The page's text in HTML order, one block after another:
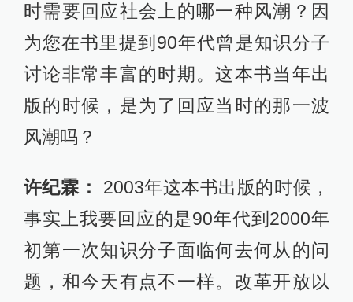
时需要回应社会上的哪一种风潮？因
为您在书里提到90年代曾是知识分子
讨论非常丰富的时期。这本书当年出
版的时候，是为了回应当时的那一波
风潮吗？
许纪霖：
2003年这本书出版的时候，
事实上我要回应的是90年代到2000年
初第一次知识分子面临何去何从的问
题，和今天有点不一样。改革开放以